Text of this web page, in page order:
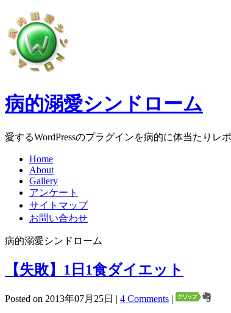
病的溺愛シンドローム
愛するWordPressのプラグインを病的に体当たりレ
Home
About
Gallery
アンケート
サイトマップ
お問い合わせ
病的溺愛シンドローム
【失敗】1日1食ダイエット
Posted on 2013年07月25日 | 4 Comments |